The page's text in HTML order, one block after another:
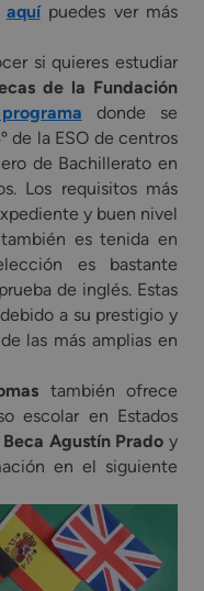
aquípuedes ver más
si quieres estudiar
de la Fundación
donde se
de la ESO de centros
de Bachillerato en
Los requisitos más
y buen nivel
es tenida en
es bastante
de inglés. Estas
a su prestigio y
las más amplias en
también ofrece
escolar en Estados
Beca Agustín Prado y
en el siguiente